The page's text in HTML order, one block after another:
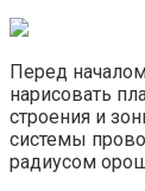
Перед
нарисовать
строения и
системы
радиусом